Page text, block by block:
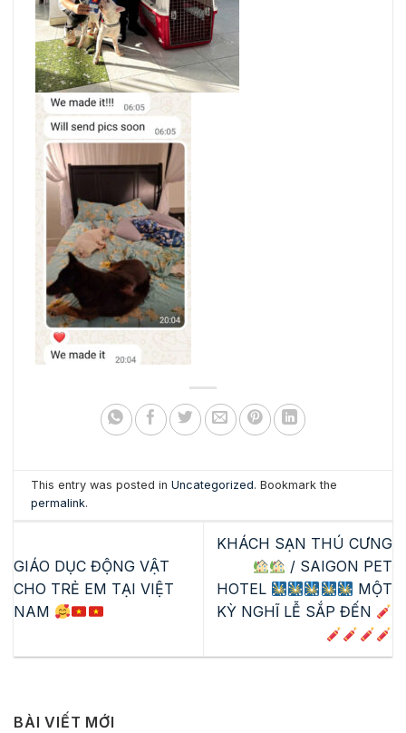
This entry was posted inUncategorized. Bookmark the
permalink.
GIÁO DỤC ĐỘNG VẬT
CHO TRẺ EM TẠI VIỆT
NAM
KHÁCH SẠN THÚ CƯNG
/ SAIGON PET
HOTEL
MỘT
KỲ NGHĨ LỄ SẮP ĐẾN
BÀI VIẾT MỚI